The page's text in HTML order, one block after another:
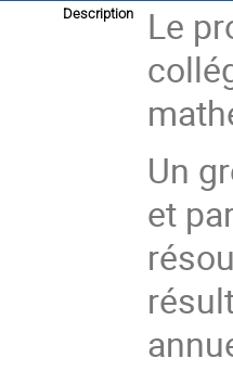
Description Le
Un
et